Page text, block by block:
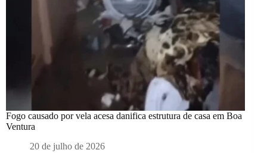
Fogo causado por vela acesa danifica estrutura de casa em Boa
Ventura
20 de julho de 2026